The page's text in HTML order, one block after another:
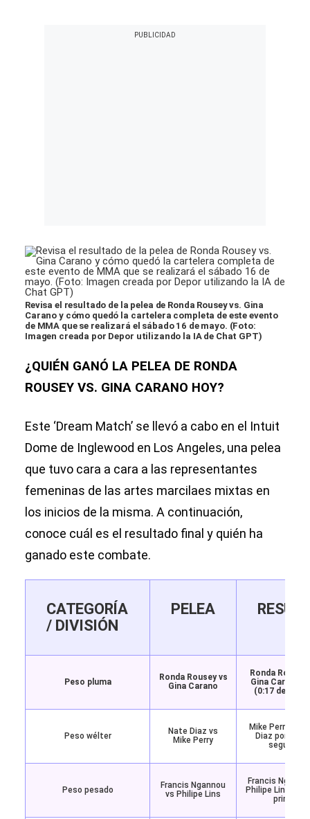
Revisa el resultado de la pelea de Ronda Rousey vs. Gina
Carano y cómo quedó la cartelera completa de este evento
de MMA que se realizará el sábado 16 de mayo. (Foto:
Imagen creada por Depor utilizando la IA de Chat GPT)
¿QUIÉN GANÓ LA PELEA DE RONDA
ROUSEY VS. GINA CARANO HOY?
Este ‘Dream Match’ se llevó a cabo en el Intuit
Dome de Inglewood en Los Angeles, una pelea
que tuvo cara a cara a las representantes
femeninas de las artes marcilaes mixtas en
los inicios de la misma. A continuación,
conoce cuál es el resultado final y quién ha
ganado este combate.
CATEGORÍA
/ DIVISIÓN
PELEA
Peso pluma
Ronda Rousey vs
Gina Carano
Ronda
Gina Carano
(0:17 del
Peso wélter
Nate Diaz vs
Mike Perry
Mike Perry
Diaz por
segundo
Peso pesado
Francis Ngannou
vs Philipe Lins
Francis
Philipe Lins por
primer